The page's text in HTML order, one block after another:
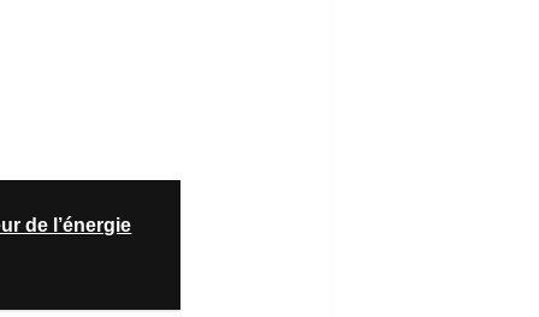
de l’énergie